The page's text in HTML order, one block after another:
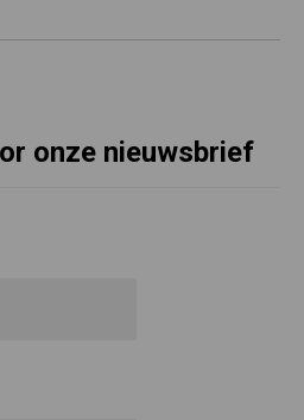
onze nieuwsbrief